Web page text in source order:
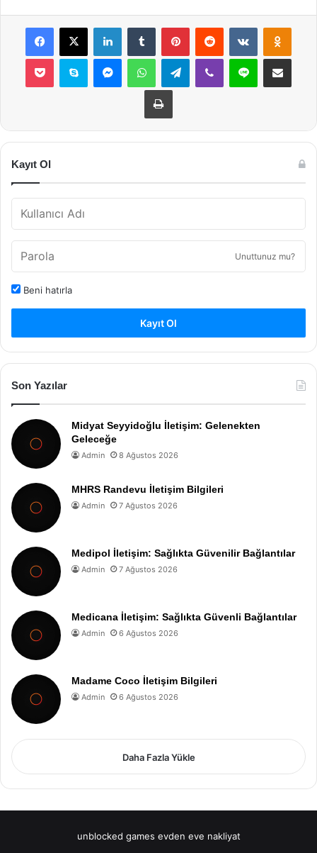
Facebook
X LinkedInTumblr PinterestReddit VKontakte
Pocket Skype MessengerWhatsAppTelegramViber Line E-Posta ile
Yazdır
Kayıt Ol
Unuttunuz mu?
Beni hatırla
Kayıt Ol
Son Yazılar
Midyat Seyyidoğlu İletişim: Gelenekten
Geleceğe
Admin 8 Ağustos 2026
MHRS Randevu İletişim Bilgileri
Admin 7 Ağustos 2026
Medipol İletişim: Sağlıkta Güvenilir Bağlantılar
Admin 7 Ağustos 2026
Medicana İletişim: Sağlıkta Güvenli Bağlantılar
Admin 6 Ağustos 2026
Madame Coco İletişim Bilgileri
Admin 6 Ağustos 2026
Daha Fazla Yükle
unblocked games evden eve nakliyat